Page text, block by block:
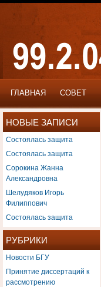
ГЛАВНАЯ СОВЕТ
НОВЫЕ ЗАПИСИ
Состоялась защита
Состоялась защита
Сорокина Жанна
Александровна
Шелудяков Игорь
Филиппович
Состоялась защита
РУБРИКИ
Новости БГУ
Принятие диссертаций к
рассмотрению